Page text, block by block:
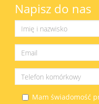
Napisz do nas
Mam świadomość